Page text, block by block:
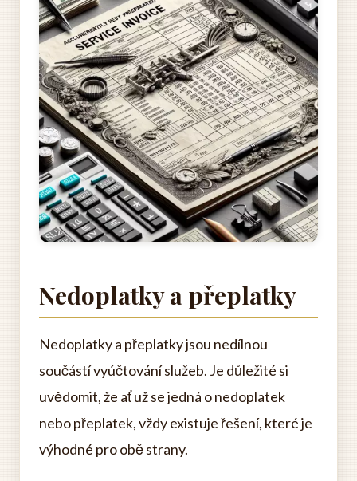
Nedoplatky a přeplatky
Nedoplatky a přeplatky jsou nedílnou
součástí vyúčtování služeb. Je důležité si
uvědomit, že ať už se jedná o nedoplatek
nebo přeplatek, vždy existuje řešení, které je
výhodné pro obě strany.